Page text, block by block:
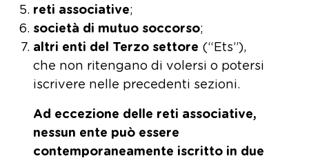
reti associative;
società di mutuo soccorso;
altri enti del Terzo settore (“Ets”),
che non ritengano di volersi o potersi
iscrivere nelle precedenti sezioni.
Ad eccezione delle reti associative,
nessun ente può essere
contemporaneamente iscritto in due